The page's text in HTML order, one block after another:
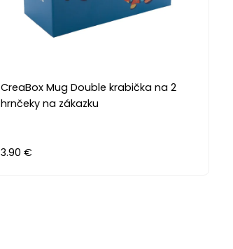
CreaBox Mug Double krabička na 2
hrnčeky na zákazku
3.90 €